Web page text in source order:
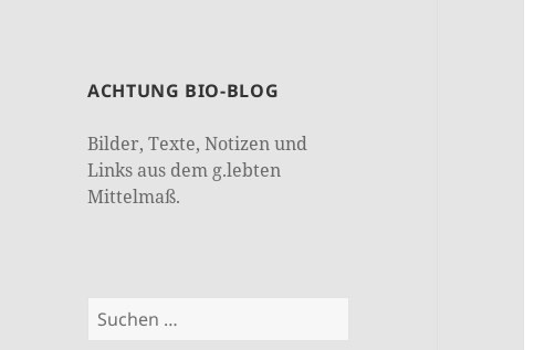
ACHTUNG BIO-BLOG
Bilder, Texte, Notizen und
Links aus dem g.lebten
Mittelmaß.
Suchen